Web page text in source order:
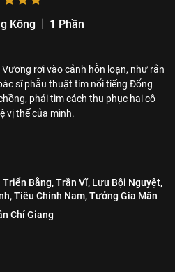
Kông
1 Phần
rơi vào cảnh hỗn loạn, như rắn
sĩ phẫu thuật tim nổi tiếng Đổng
phải tìm cách thu phục hai cô
vị thế của mình.
Triển Bằng,Trần Vĩ, Lưu Bội Nguyệt,
Tiêu Chính Nam,Tưởng Gia Mân
Chí Giang